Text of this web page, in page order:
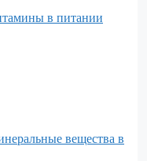
в питании
вещества в